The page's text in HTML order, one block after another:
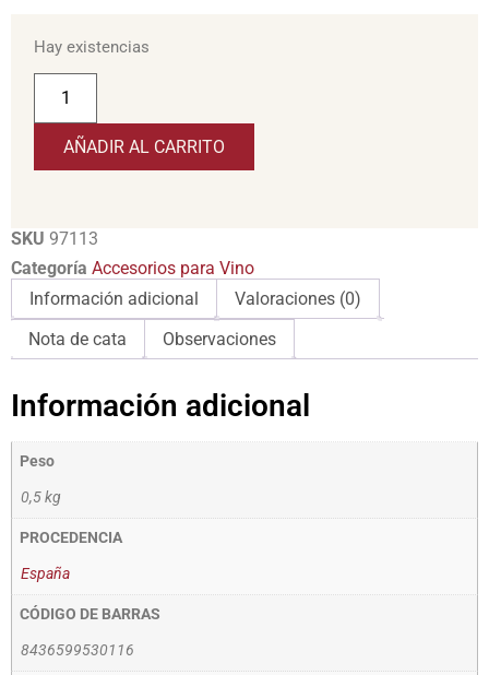
Hay existencias
AÑADIR AL CARRITO
SKU 97113
Categoría Accesorios para Vino
Información adicional
Valoraciones (0)
Nota de cata
Observaciones
Información adicional
Peso
0,5 kg
PROCEDENCIA
España
CÓDIGO DE BARRAS
8436599530116